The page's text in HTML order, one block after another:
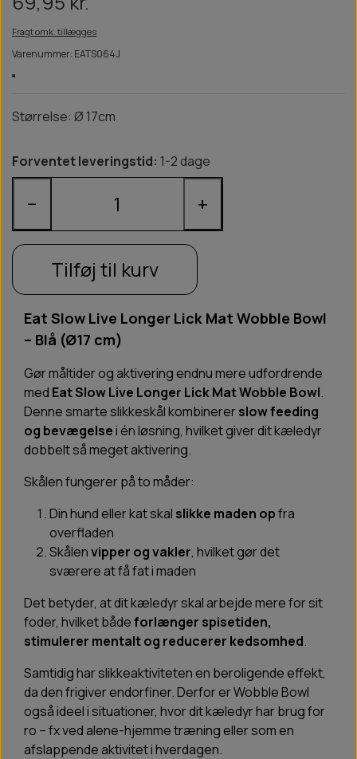
Fragt omk. tillægges
Varenummer: EATS064J
Størrelse: Ø 17cm
Forventet leveringstid: 1-2 dage
− +
Tilføj til kurv
Eat Slow Live Longer Lick Mat Wobble Bowl
– Blå (Ø17 cm)
Gør måltider og aktivering endnu mere udfordrende
med Eat Slow Live Longer Lick Mat Wobble Bowl.
Denne smarte slikkeskål kombinererslow feeding
og bevægelsei én løsning, hvilket giver dit kæledyr
dobbelt så meget aktivering.
Skålen fungerer på to måder:
Din hund eller kat skal slikke maden opfra
overfladen
Skålenvipper og vakler, hvilket gør det
sværere at få fat i maden
Det betyder, at dit kæledyr skal arbejde mere for sit
foder, hvilket bådeforlænger spisetiden,
stimulerer mentalt og reducerer kedsomhed.
Samtidig har slikkeaktiviteten en beroligende effekt,
da den frigiver endorfiner. Derfor er Wobble Bowl
også ideel i situationer, hvor dit kæledyr har brug for
ro – fx ved alene-hjemme træning eller som en
afslappende aktivitet i hverdagen.